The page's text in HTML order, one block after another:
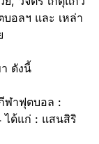
อลฯ และ เหล่า
ดังนี้
ฬาฟุตบอล :
ได้แก่ : แสนสิริ